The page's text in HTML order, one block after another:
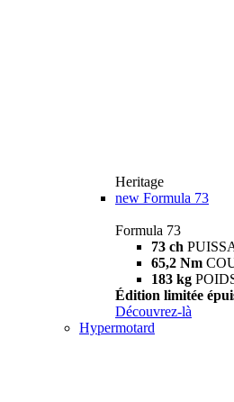
Heritage
new Formula 73
Formula 73
73 ch
65,2 Nm
183 kg
Édition limitée
Découvrez-là
Hypermotard